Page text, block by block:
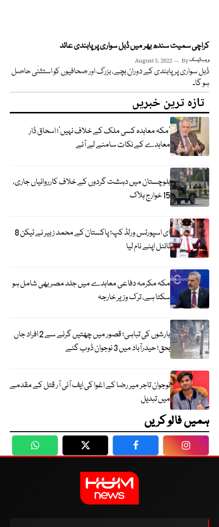
کراچی سمیت سندھ بھر میں ڈبل سواری پر پابندی عائد
August 5, 2022 Byویب ڈیسک
ڈبل سواری پر پابندی کے دوران بچے، بزرگ اور صحافیوں کو استثنٰی حاصل
ہو گا۔
تازہ ترین خبریں
‘مکہ معاہدہ کسی ملک کے خلاف نہیں’؛ اسحاق ڈار
معاہدے کے نکات سامنے لے آئے
بلوچستان میں دہشت گردوں کے خلاف کارروائیاں جاری،
15 خوارج ہلاک
ای اسپورٹس ورلڈ کپ؛ پاکستان کے محمد زبیر نے ٹیکن 8
ٹائٹل اپنے نام لیا
مکہ مکرمہ دفاعی معاہدے میں جلد مصر بھی شامل ہو
سکتا ہے، ترک وزیر خارجہ
بارشوں کی تباہی؛ قصور میں چھتیں گرنے سے 2 افراد جاں
بحق؛ حیدرآباد میں 3 نوجوان ڈوب گئے
نوجوان تاجر میر رضا کے اغوا کی ایف آئی آر قتل کے مقدمے
میں تبدیل
ہمیں فالو کریں
WhatsApp Twitter Facebook